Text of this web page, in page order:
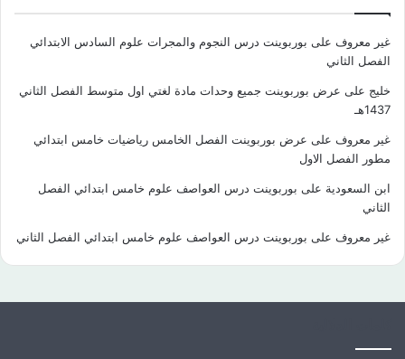
غير معروف على بوربوينت درس النجوم والمجرات علوم السادس الابتدائي
الفصل الثاني
خليج على عرض بوربوينت جميع وحدات مادة لغتي اول متوسط الفصل الثاني
1437هـ
غير معروف على عرض بوربوينت الفصل الخامس رياضيات خامس ابتدائي
مطور الفصل الاول
ابن السعودية على بوربوينت درس العواصف علوم خامس ابتدائي الفصل
الثاني
غير معروف على بوربوينت درس العواصف علوم خامس ابتدائي الفصل الثاني